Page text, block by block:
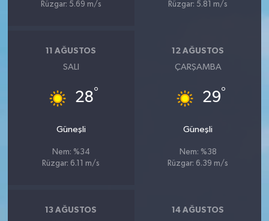
Rüzgar: 5.69 m/s
Rüzgar: 5.81 m/s
11 AĞUSTOS
SALI
28°
Güneşli
Nem: %34
Rüzgar: 6.11 m/s
12 AĞUSTOS
ÇARŞAMBA
29°
Güneşli
Nem: %38
Rüzgar: 6.39 m/s
13 AĞUSTOS 14 AĞUSTOS